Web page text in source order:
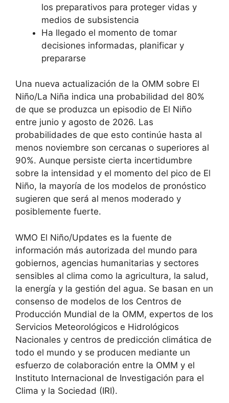
los preparativos para proteger vidas y
medios de subsistencia
Ha llegado el momento de tomar
decisiones informadas, planificar y
prepararse
Una nueva actualización de la OMM sobre El
Niño/La Niña indica una probabilidad del 80%
de que se produzca un episodio de El Niño
entre junio y agosto de 2026. Las
probabilidades de que esto continúe hasta al
menos noviembre son cercanas o superiores al
90%. Aunque persiste cierta incertidumbre
sobre la intensidad y el momento del pico de El
Niño, la mayoría de los modelos de pronóstico
sugieren que será al menos moderado y
posiblemente fuerte.
WMO El Niño/Updates es la fuente de
información más autorizada del mundo para
gobiernos, agencias humanitarias y sectores
sensibles al clima como la agricultura, la salud,
la energía y la gestión del agua. Se basan en un
consenso de modelos de los Centros de
Producción Mundial de la OMM, expertos de los
Servicios Meteorológicos e Hidrológicos
Nacionales y centros de predicción climática de
todo el mundo y se producen mediante un
esfuerzo de colaboración entre la OMM y el
Instituto Internacional de Investigación para el
Clima y la Sociedad (IRI).